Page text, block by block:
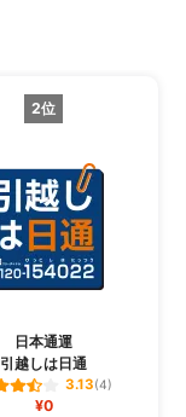
2位
日本通運
引越しは日通
3.13(4)
¥0